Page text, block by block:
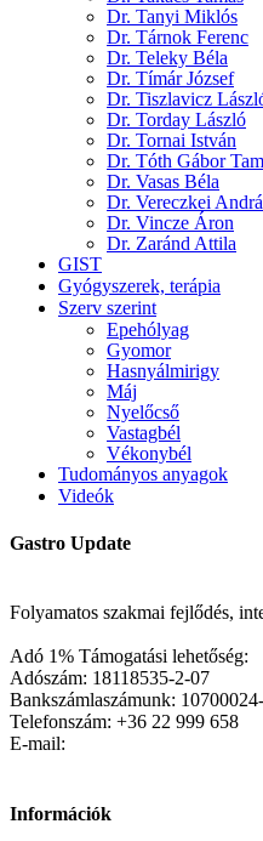
Dr. Tanyi Miklós
Dr. Tárnok Ferenc
Dr. Teleky Béla
Dr. Tímár József
Dr. Tiszlavicz
Dr. Torday László
Dr. Tornai István
Dr. Tóth Gábor
Dr. Vasas Béla
Dr. Vereczkei
Dr. Vincze Áron
Dr. Zaránd Attila
GIST
Gyógyszerek, terápia
Szerv szerint
Epehólyag
Gyomor
Hasnyálmirigy
Máj
Nyelőcső
Vastagbél
Vékonybél
Tudományos anyagok
Videók
Gastro Update
Folyamatos szakmai fejlődés,
Adó 1% Támogatási lehetőség:
Adószám: 18118535-2-07
Bankszámlaszámunk:
Telefonszám: +36 22 999 658
E-mail:
Információk